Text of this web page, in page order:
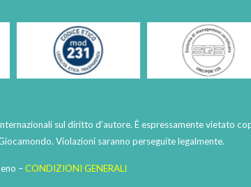
sul diritto d’autore. È espressamente vietato
Violazioni saranno perseguite legalmente.
–CONDIZIONI GENERALI